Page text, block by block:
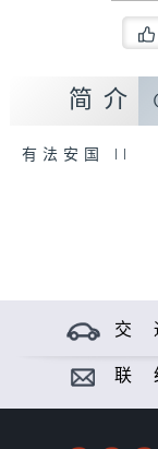
简介
有法安国 II
交
联